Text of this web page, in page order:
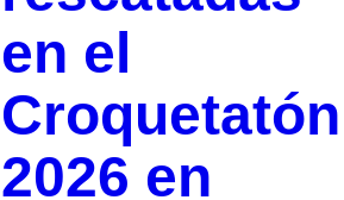
en el
Croquetatón
2026 en